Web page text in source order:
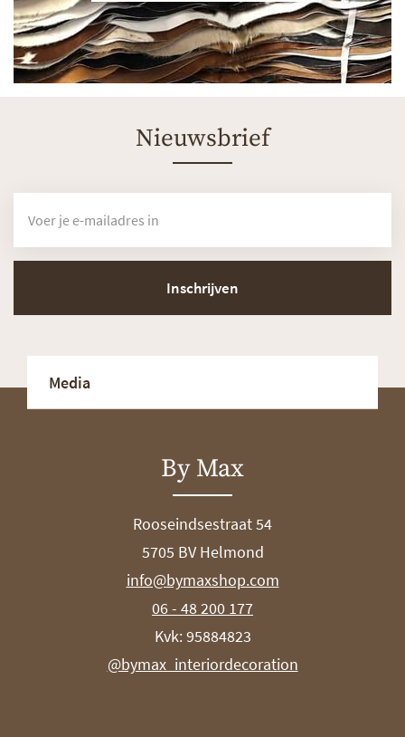
Nieuwsbrief
Inschrijven
Media
By Max
Rooseindsestraat 54
5705 BV Helmond
info@bymaxshop.com
06 - 48 200 177
Kvk: 95884823
@bymax_interiordecoration